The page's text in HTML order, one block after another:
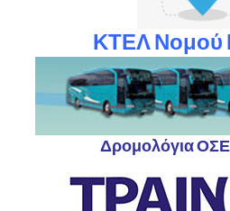
ΚΤΕΛ Νομού
Δρομολόγια